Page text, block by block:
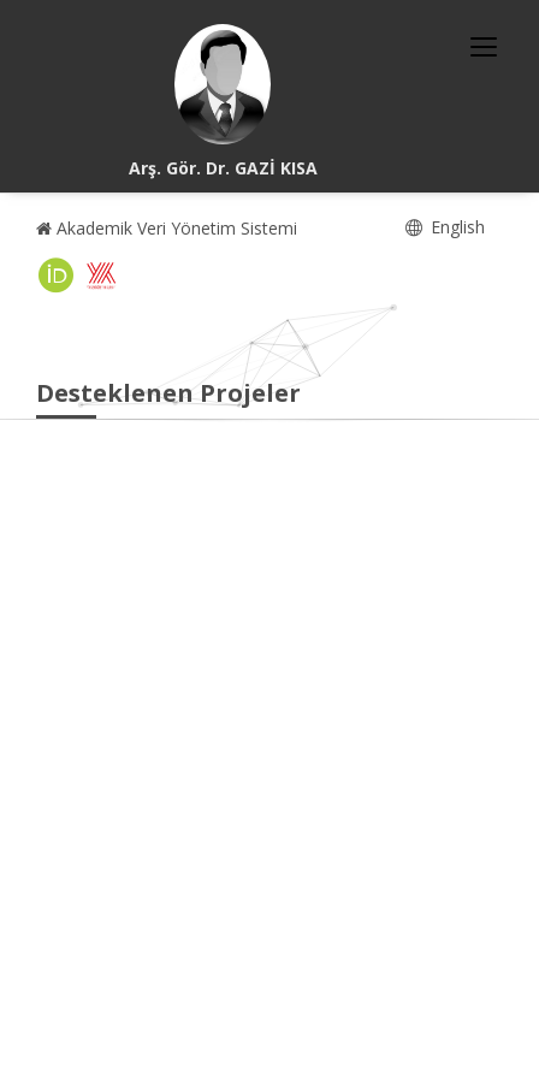
Arş. Gör. Dr. GAZİ KISA
Akademik Veri Yönetim Sistemi English
Desteklenen Projeler